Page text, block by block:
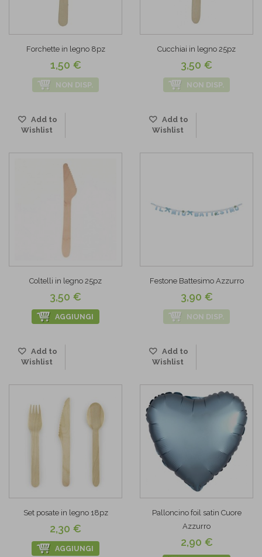
Forchette in legno 8pz
1,50 €
NON DISP.
Add to
Wishlist
Cucchiai in legno 25pz
3,50 €
NON DISP.
Add to
Wishlist
Coltelli in legno 25pz
3,50 €
AGGIUNGI
Add to
Wishlist
Festone Battesimo Azzurro
3,90 €
NON DISP.
Add to
Wishlist
Set posate in legno 18pz
2,30 €
AGGIUNGI
Palloncino foil satin Cuore
Azzurro
2,90 €